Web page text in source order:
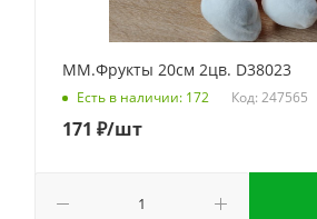
ММ.Фрукты 20см 2цв. D38023
Есть в наличии: 172 Код: 247565
171 ₽/шт